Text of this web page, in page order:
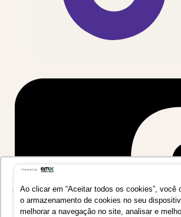
Utilizamos seus dados para oferecer uma
experiência mais relevante ao analisar
personalizar conteúdos e anúncios em
Ao clicar em “Aceitar todos os cookies”, você
o armazenamento de cookies no seu
melhorar a navegação no site, analisar e